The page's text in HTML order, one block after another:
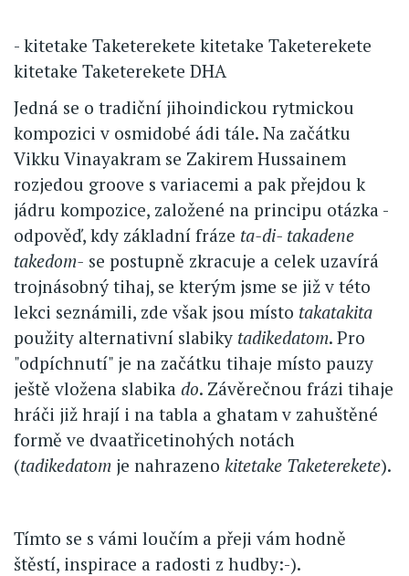
- kitetake Taketerekete kitetake Taketerekete
kitetake Taketerekete DHA
Jedná se o tradiční jihoindickou rytmickou
kompozici v osmidobé ádi tále. Na začátku
Vikku Vinayakram se Zakirem Hussainem
rozjedou groove s variacemi a pak přejdou k
jádru kompozice, založené na principu otázka -
odpověď, kdy základní fráze ta-di- takadene
takedom- se postupně zkracuje a celek uzavírá
trojnásobný tihaj, se kterým jsme se již v této
lekci seznámili, zde však jsou místo takatakita
použity alternativní slabiky tadikedatom. Pro
"odpíchnutí" je na začátku tihaje místo pauzy
ještě vložena slabika do. Závěrečnou frázi tihaje
hráči již hrají i na tabla a ghatam v zahuštěné
formě ve dvaatřicetinohých notách
(tadikedatom je nahrazeno kitetake Taketerekete).
Tímto se s vámi loučím a přeji vám hodně
štěstí, inspirace a radosti z hudby:-).